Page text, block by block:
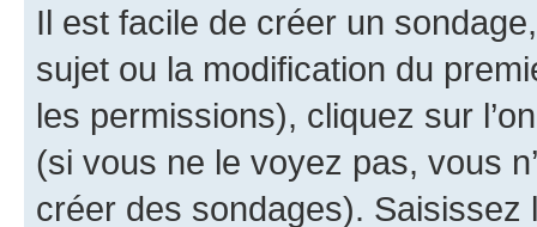
Il est facile de créer un
sujet ou la modification du
les permissions), cliquez sur
(si vous ne le voyez pas, vous
créer des sondages).